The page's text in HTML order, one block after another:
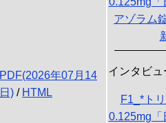
PDF(2026年07月14
日) / HTML
アゾラム
インタビュ
F1_*ト
0.125mg「